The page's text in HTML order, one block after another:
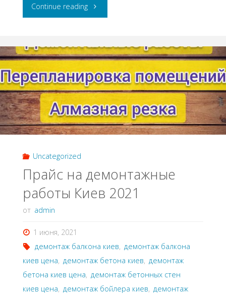
Continue reading"Демонтаж
Киев"
Uncategorized
Прайс на демонтажные
работы Киев 2021
от admin
1 июня, 2021
демонтаж балкона киев, демонтаж балкона
киев цена, демонтаж бетона киев, демонтаж
бетона киев цена, демонтаж бетонных стен
киев цена, демонтаж бойлера киев, демонтаж